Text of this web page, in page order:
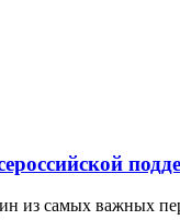
из самых важных